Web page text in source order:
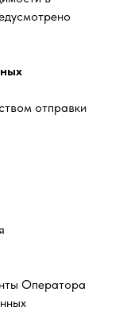
отправки
Оператора